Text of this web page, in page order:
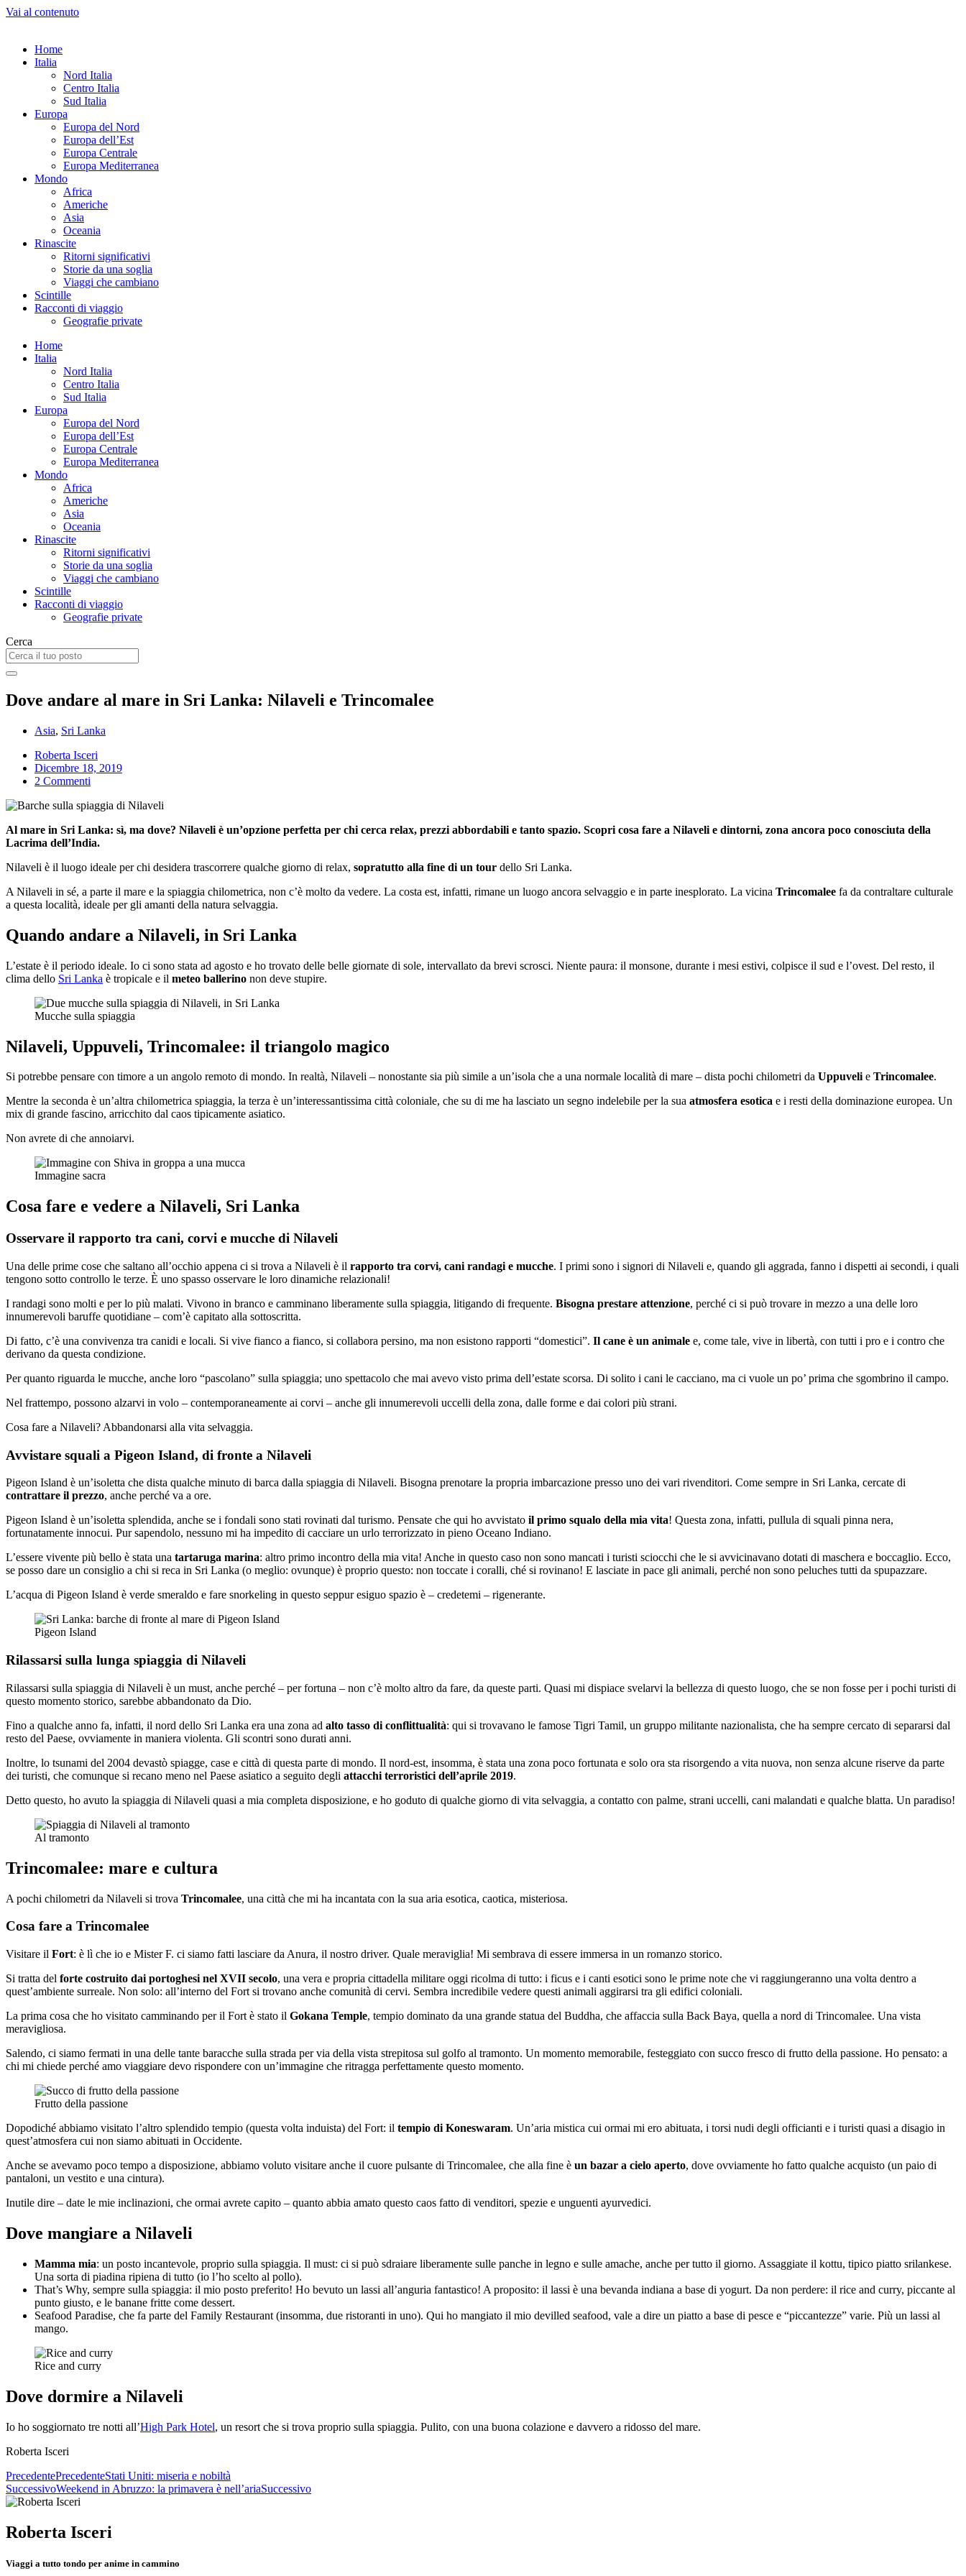
Vai al contenuto
Home
Italia
Nord Italia
Centro Italia
Sud Italia
Europa
Europa del Nord
Europa dell’Est
Europa Centrale
Europa Mediterranea
Mondo
Africa
Americhe
Asia
Oceania
Rinascite
Ritorni significativi
Storie da una soglia
Viaggi che cambiano
Scintille
Racconti di viaggio
Geografie private
Home
Italia
Nord Italia
Centro Italia
Sud Italia
Europa
Europa del Nord
Europa dell’Est
Europa Centrale
Europa Mediterranea
Mondo
Africa
Americhe
Asia
Oceania
Rinascite
Ritorni significativi
Storie da una soglia
Viaggi che cambiano
Scintille
Racconti di viaggio
Geografie private
Cerca
Dove andare al mare in Sri Lanka: Nilaveli e Trincomalee
Asia, Sri Lanka
Roberta Isceri
Dicembre 18, 2019
2 Commenti
Al mare in Sri Lanka: sì, ma dove? Nilaveli è un’opzione perfetta per chi cerca relax, prezzi abbordabili e tanto spazio. Scopri cosa fare a Nilaveli e dintorni, zona ancora poco conosciuta della
Lacrima dell’India.
Nilaveli è il luogo ideale per chi desidera trascorrere qualche giorno di relax, sopratutto alla fine di un tour dello Sri Lanka.
A Nilaveli in sé, a parte il mare e la spiaggia chilometrica, non c’è molto da vedere. La costa est, infatti, rimane un luogo ancora selvaggio e in parte inesplorato. La vicina Trincomalee fa da contraltare culturale
a questa località, ideale per gli amanti della natura selvaggia.
Quando andare a Nilaveli, in Sri Lanka
L’estate è il periodo ideale. Io ci sono stata ad agosto e ho trovato delle belle giornate di sole, intervallato da brevi scrosci. Niente paura: il monsone, durante i mesi estivi, colpisce il sud e l’ovest. Del resto, il
clima dello Sri Lanka è tropicale e il meteo ballerino non deve stupire.
Mucche sulla spiaggia
Nilaveli, Uppuveli, Trincomalee: il triangolo magico
Si potrebbe pensare con timore a un angolo remoto di mondo. In realtà, Nilaveli – nonostante sia più simile a un’isola che a una normale località di mare – dista pochi chilometri da Uppuvelie Trincomalee.
Mentre la seconda è un’altra chilometrica spiaggia, la terza è un’interessantissima città coloniale, che su di me ha lasciato un segno indelebile per la sua atmosfera esotica e i resti della dominazione europea. Un
mix di grande fascino, arricchito dal caos tipicamente asiatico.
Non avrete di che annoiarvi.
Immagine sacra
Cosa fare e vedere a Nilaveli, Sri Lanka
Osservare il rapporto tra cani, corvi e mucche di Nilaveli
Una delle prime cose che saltano all’occhio appena ci si trova a Nilaveli è il rapporto tra corvi, cani randagi e mucche. I primi sono i signori di Nilaveli e, quando gli aggrada, fanno i dispetti ai secondi, i quali
tengono sotto controllo le terze. È uno spasso osservare le loro dinamiche relazionali!
I randagi sono molti e per lo più malati. Vivono in branco e camminano liberamente sulla spiaggia, litigando di frequente. Bisogna prestare attenzione, perché ci si può trovare in mezzo a una delle loro
innumerevoli baruffe quotidiane – com’è capitato alla sottoscritta.
Di fatto, c’è una convivenza tra canidi e locali. Si vive fianco a fianco, si collabora persino, ma non esistono rapporti “domestici”. Il cane è un animale e, come tale, vive in libertà, con tutti i pro e i contro che
derivano da questa condizione.
Per quanto riguarda le mucche, anche loro “pascolano” sulla spiaggia; uno spettacolo che mai avevo visto prima dell’estate scorsa. Di solito i cani le cacciano, ma ci vuole un po’ prima che sgombrino il campo.
Nel frattempo, possono alzarvi in volo – contemporaneamente ai corvi – anche gli innumerevoli uccelli della zona, dalle forme e dai colori più strani.
Cosa fare a Nilaveli? Abbandonarsi alla vita selvaggia.
Avvistare squali a Pigeon Island, di fronte a Nilaveli
Pigeon Island è un’isoletta che dista qualche minuto di barca dalla spiaggia di Nilaveli. Bisogna prenotare la propria imbarcazione presso uno dei vari rivenditori. Come sempre in Sri Lanka, cercate di
contrattare il prezzo, anche perché va a ore.
Pigeon Island è un’isoletta splendida, anche se i fondali sono stati rovinati dal turismo. Pensate che qui ho avvistato il primo squalo della mia vita! Questa zona, infatti, pullula di squali pinna nera,
fortunatamente innocui. Pur sapendolo, nessuno mi ha impedito di cacciare un urlo terrorizzato in pieno Oceano Indiano.
L’essere vivente più bello è stata una tartaruga marina: altro primo incontro della mia vita! Anche in questo caso non sono mancati i turisti sciocchi che le si avvicinavano dotati di maschera e boccaglio. Ecco,
se posso dare un consiglio a chi si reca in Sri Lanka (o meglio: ovunque) è proprio questo: non toccate i coralli, ché si rovinano! E lasciate in pace gli animali, perché non sono peluches tutti da spupazzare.
L’acqua di Pigeon Island è verde smeraldo e fare snorkeling in questo seppur esiguo spazio è – credetemi – rigenerante.
Pigeon Island
Rilassarsi sulla lunga spiaggia di Nilaveli
Rilassarsi sulla spiaggia di Nilaveli è un must, anche perché – per fortuna – non c’è molto altro da fare, da queste parti. Quasi mi dispiace svelarvi la bellezza di questo luogo, che se non fosse per i pochi turisti di
questo momento storico, sarebbe abbandonato da Dio.
Fino a qualche anno fa, infatti, il nord dello Sri Lanka era una zona ad alto tasso di conflittualità: qui si trovavano le famose Tigri Tamil, un gruppo militante nazionalista, che ha sempre cercato di separarsi dal
resto del Paese, ovviamente in maniera violenta. Gli scontri sono durati anni.
Inoltre, lo tsunami del 2004 devastò spiagge, case e città di questa parte di mondo. Il nord-est, insomma, è stata una zona poco fortunata e solo ora sta risorgendo a vita nuova, non senza alcune riserve da parte
dei turisti, che comunque si recano meno nel Paese asiatico a seguito degli attacchi terroristici dell’aprile 2019.
Detto questo, ho avuto la spiaggia di Nilaveli quasi a mia completa disposizione, e ho goduto di qualche giorno di vita selvaggia, a contatto con palme, strani uccelli, cani malandati e qualche blatta. Un paradiso!
Al tramonto
Trincomalee: mare e cultura
A pochi chilometri da Nilaveli si trova Trincomalee, una città che mi ha incantata con la sua aria esotica, caotica, misteriosa.
Cosa fare a Trincomalee
Visitare il Fort: è lì che io e Mister F. ci siamo fatti lasciare da Anura, il nostro driver. Quale meraviglia! Mi sembrava di essere immersa in un romanzo storico.
Si tratta del forte costruito dai portoghesi nel XVII secolo, una vera e propria cittadella militare oggi ricolma di tutto: i ficus e i canti esotici sono le prime note che vi raggiungeranno una volta dentro a
quest’ambiente surreale. Non solo: all’interno del Fort si trovano anche comunità di cervi. Sembra incredibile vedere questi animali aggirarsi tra gli edifici coloniali.
La prima cosa che ho visitato camminando per il Fort è stato il Gokana Temple, tempio dominato da una grande statua del Buddha, che affaccia sulla Back Baya, quella a nord di Trincomalee. Una vista
meravigliosa.
Salendo, ci siamo fermati in una delle tante baracche sulla strada per via della vista strepitosa sul golfo al tramonto. Un momento memorabile, festeggiato con succo fresco di frutto della passione. Ho pensato: a
chi mi chiede perché amo viaggiare devo rispondere con un’immagine che ritragga perfettamente questo momento.
Frutto della passione
Dopodiché abbiamo visitato l’altro splendido tempio (questa volta induista) del Fort: il tempio di Koneswaram. Un’aria mistica cui ormai mi ero abituata, i torsi nudi degli officianti e i turisti quasi a disagio in
quest’atmosfera cui non siamo abituati in Occidente.
Anche se avevamo poco tempo a disposizione, abbiamo voluto visitare anche il cuore pulsante di Trincomalee, che alla fine è un bazar a cielo aperto, dove ovviamente ho fatto qualche acquisto (un paio di
pantaloni, un vestito e una cintura).
Inutile dire – date le mie inclinazioni, che ormai avrete capito – quanto abbia amato questo caos fatto di venditori, spezie e unguenti ayurvedici.
Dove mangiare a Nilaveli
Mamma mia: un posto incantevole, proprio sulla spiaggia. Il must: ci si può sdraiare liberamente sulle panche in legno e sulle amache, anche per tutto il giorno. Assaggiate il kottu, tipico piatto srilankese.
Una sorta di piadina ripiena di tutto (io l’ho scelto al pollo).
That’s Why, sempre sulla spiaggia: il mio posto preferito! Ho bevuto un lassi all’anguria fantastico! A proposito: il lassi è una bevanda indiana a base di yogurt. Da non perdere: il rice and curry, piccante al
punto giusto, e le banane fritte come dessert.
Seafood Paradise, che fa parte del Family Restaurant (insomma, due ristoranti in uno). Qui ho mangiato il mio devilled seafood, vale a dire un piatto a base di pesce e “piccantezze” varie. Più un lassi al
mango.
Rice and curry
Dove dormire a Nilaveli
Io ho soggiornato tre notti all’High Park Hotel, un resort che si trova proprio sulla spiaggia. Pulito, con una buona colazione e davvero a ridosso del mare.
Roberta Isceri
PrecedentePrecedenteStati Uniti: miseria e nobiltà
SuccessivoWeekend in Abruzzo: la primavera è nell’ariaSuccessivo
Roberta Isceri
Viaggi a tutto tondo per anime in cammino